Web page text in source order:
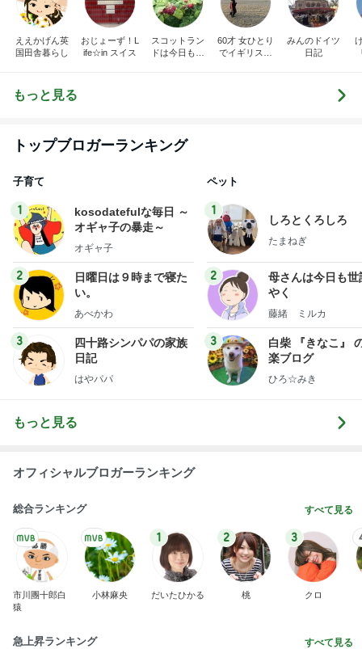
ええかげん英
国田舎暮らし
おじょーず！L
ife☆in スイス
スコットラン
ドは今日も曇
60才 女ひとり
でイギリスに
みんのドイツ
日記
もっと見る
トップブロガーランキング
子育て
1
kosodatefulな毎日 ～
オギャ子の暴走～
オギャ子
2
日曜日は９時まで寝た
い。
あべかわ
3
四十路シンパパの家族
日記
はやパパ
ペット
1
しろとくろしろ
たまねぎ
2
母さんは今日も世
やく
藤緒 ミルカ
3
白柴 『きなこ』
楽ブログ
ひろ☆みき
もっと見る
オフィシャルブロガーランキング
総合ランキング すべて見る
市川團十郎白
猿
小林麻央
1
だいたひかる
2
桃
3
クロ
急上昇ランキング すべて見る